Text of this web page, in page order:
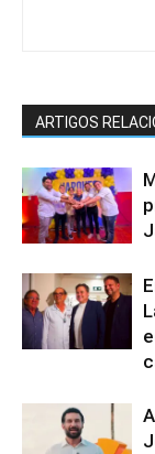
ARTIGOS